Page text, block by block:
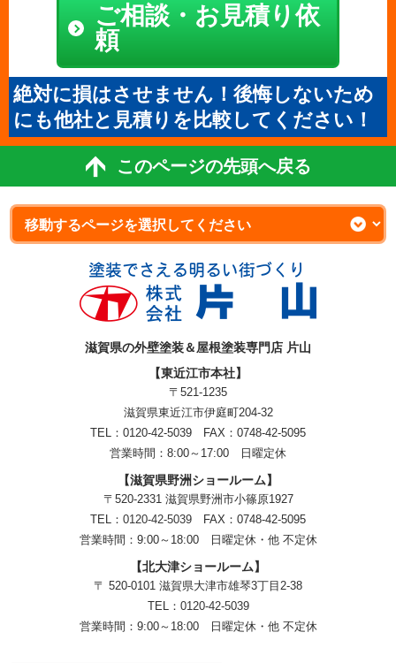
ご相談・お見積り依
頼
絶対に損はさせません！後悔しないため
にも他社と見積りを比較してください！
このページの先頭へ戻る
滋賀県の外壁塗装＆屋根塗装専門店 片山
【東近江市本社】
〒521-1235
滋賀県東近江市伊庭町204-32
TEL：0120-42-5039 FAX：0748-42-5095
営業時間：8:00～17:00 日曜定休
【滋賀県野洲ショールーム】
〒520-2331 滋賀県野洲市小篠原1927
TEL： 0120-42-5039 FAX：0748-42-5095
営業時間：9:00～18:00
日曜定休・他 不定休
【北大津ショールーム】
〒 520-0101 滋賀県大津市雄琴3丁目2-38
TEL： 0120-42-5039
営業時間：9:00～18:00
日曜定休・他 不定休